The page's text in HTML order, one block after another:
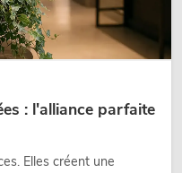
: l'alliance parfaite
Elles créent une